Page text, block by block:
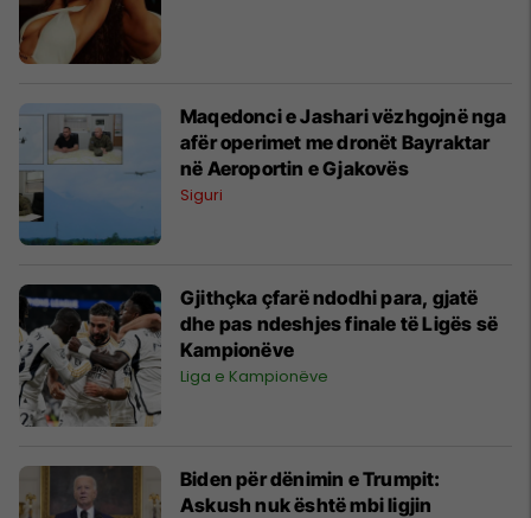
Maqedonci e Jashari vëzhgojnë nga
afër operimet me dronët Bayraktar
në Aeroportin e Gjakovës
Siguri
Gjithçka çfarë ndodhi para, gjatë
dhe pas ndeshjes finale të Ligës së
Kampionëve
Liga e Kampionëve
Biden për dënimin e Trumpit:
Askush nuk është mbi ligjin